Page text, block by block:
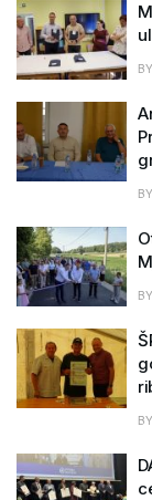
BY
BY
BY
BY